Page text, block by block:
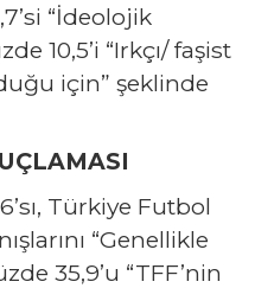
“İdeolojik
10,5’i “Irkçı/ faşist
için” şeklinde
Türkiye Futbol
“Genellikle
35,9’u “TFF’nin